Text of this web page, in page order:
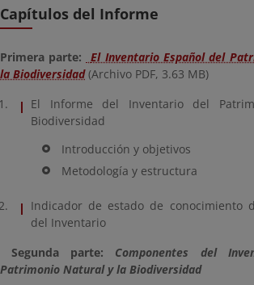
Capítulos del Informe
Primera parte:
El Inventario Español del
la Biodiversidad(Archivo PDF, 3.63 MB)
El Informe del Inventario del
Biodiversidad
Introducción y objetivos
Metodología y estructura
Indicador de estado de conocimiento
del Inventario
Segunda parte: Componentes del
Patrimonio Natural y la Biodiversidad